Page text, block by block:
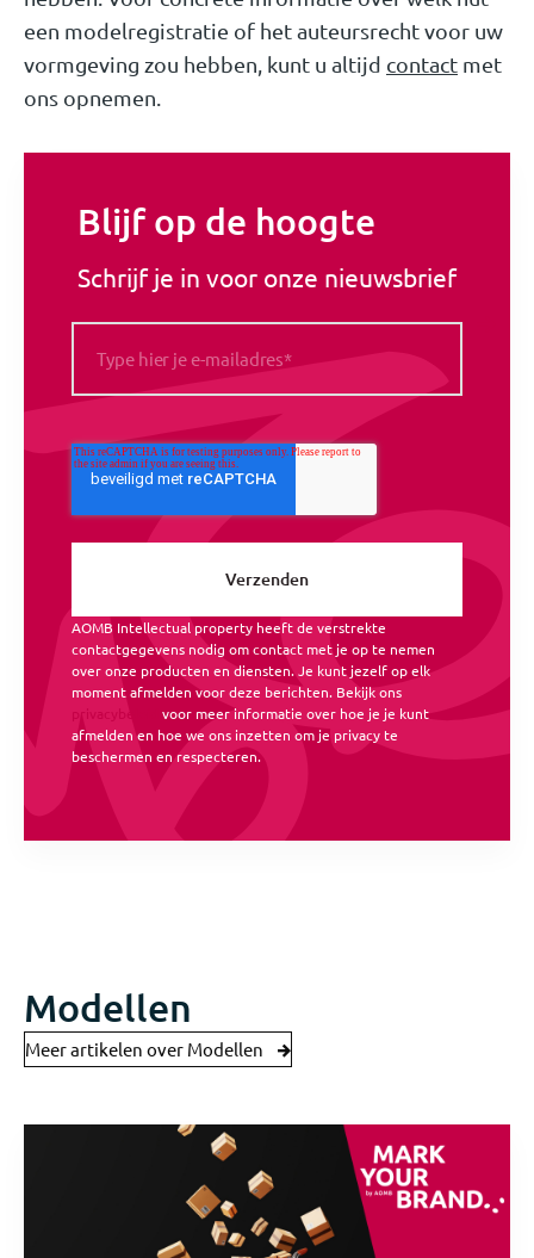
een modelregistratie of het auteursrecht voor uw
vormgeving zou hebben, kunt u altijd contact met
ons opnemen.
Blijf op de hoogte
Schrijf je in voor onze nieuwsbrief
AOMB Intellectual property heeft de verstrekte
contactgegevens nodig om contact met je op te nemen
over onze producten en diensten. Je kunt jezelf op elk
moment afmelden voor deze berichten. Bekijk ons
voor meer informatie over hoe je je kunt
afmelden en hoe we ons inzetten om je privacy te
beschermen en respecteren.
Modellen
Meer artikelen over Modellen